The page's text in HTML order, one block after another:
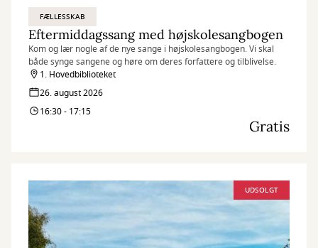
FÆLLESSKAB
Eftermiddagssang med højskolesangbogen
Kom og lær nogle af de nye sange i højskolesangbogen. Vi skal
både synge sangene og høre om deres forfattere og tilblivelse.
1. Hovedbiblioteket
26. august 2026
16:30 - 17:15
Gratis
UDSOLGT